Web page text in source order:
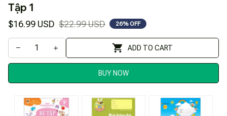
Tập 1
$16.99 USD $22.99 USD 26% OFF
ADD TO CART
BUY NOW